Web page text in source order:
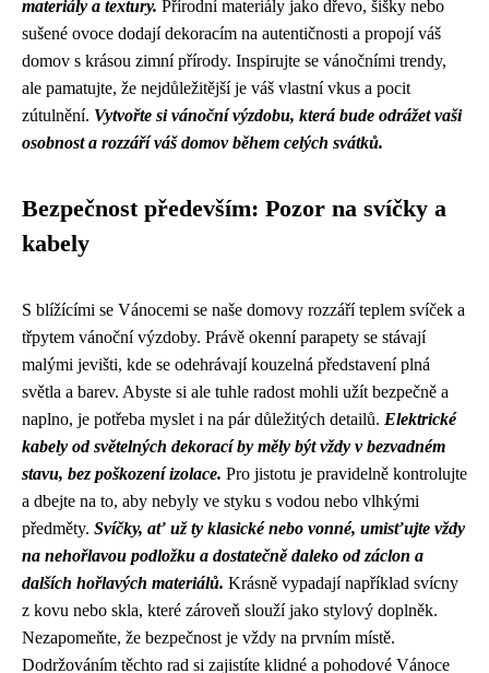
materiály a textury. Přírodní materiály jako dřevo, šišky nebo
sušené ovoce dodají dekoracím na autentičnosti a propojí váš
domov s krásou zimní přírody. Inspirujte se vánočními trendy,
ale pamatujte, že nejdůležitější je váš vlastní vkus a pocit
zútulnění. Vytvořte si vánoční výzdobu, která bude odrážet vaši
osobnost a rozzáří váš domov během celých svátků.
Bezpečnost především: Pozor na svíčky a
kabely
S blížícími se Vánocemi se naše domovy rozzáří teplem svíček a
třpytem vánoční výzdoby. Právě okenní parapety se stávají
malými jevišti, kde se odehrávají kouzelná představení plná
světla a barev. Abyste si ale tuhle radost mohli užít bezpečně a
naplno, je potřeba myslet i na pár důležitých detailů. Elektrické
kabely od světelných dekorací by měly být vždy v bezvadném
stavu, bez poškození izolace. Pro jistotu je pravidelně kontrolujte
a dbejte na to, aby nebyly ve styku s vodou nebo vlhkými
předměty. Svíčky, ať už ty klasické nebo vonné, umisťujte vždy
na nehořlavou podložku a dostatečně daleko od záclon a
dalších hořlavých materiálů. Krásně vypadají například svícny
z kovu nebo skla, které zároveň slouží jako stylový doplněk.
Nezapomeňte, že bezpečnost je vždy na prvním místě.
Dodržováním těchto rad si zajistíte klidné a pohodové Vánoce